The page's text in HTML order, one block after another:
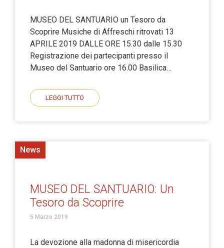
MUSEO DEL SANTUARIO un Tesoro da
Scoprire Musiche di Affreschi ritrovati 13
APRILE 2019 DALLE ORE 15.30 dalle 15.30
Registrazione dei partecipanti presso il
Museo del Santuario ore 16.00 Basilica…
LEGGI TUTTO
News
MUSEO DEL SANTUARIO: Un
Tesoro da Scoprire
5 Marzo 2019
La devozione alla madonna di misericordia